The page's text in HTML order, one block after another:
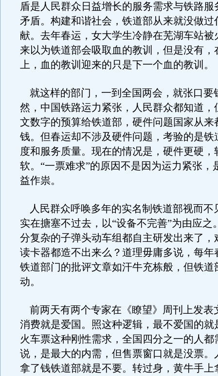
盾是人民群众日益增长的服务需求与铁路服
矛盾。构建和谐社会，铁道部从来就没做过
献。去年春运，女大学生冷静在芜湖车站被
来以为铁道部会吸取血的教训，但是没有，
上，血的教训迎来的只是下一个血的教训。
就这样的部门，一到全国两会，就张口要
然，中国铁路运力紧张，人民群众都知道，
文数字的预算给铁道部，硬件问题国家从来
钱。但春运却不涉及硬件问题，考验的是铁
度和服务质量。现在的情况是，硬件更硬，
软。“一票难求”的原因不是因为运力紧张，
益作祟。
人民群众呼唤多年的实名制铁道部视而不
实在搪塞不过去，以“设备不完善”为由应之
分复杂的子弹头动车组都自主研发出来了，
读卡器都造不出来么？道理毋庸多说，每年
铁道部门的批评文章如汗牛充栋般，但铁道
动。
前两天有两个专家在《瞭望》周刊上发表
消费就是爱国。照这种逻辑，最不爱国的就
火车票这种刚性需求，全国四分之一的人都
说，是最大的内需，但售票窗口就是没票。
拿了钱铁道部就是不要。转过身，黄牛手上